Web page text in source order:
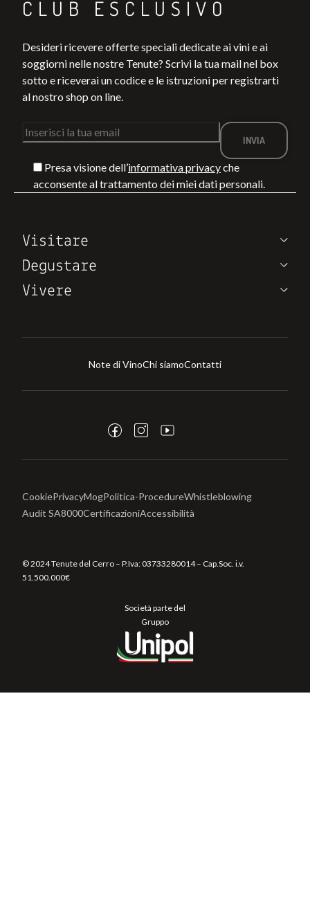
CLUB ESCLUSIVO
Desideri ricevere offerte speciali dedicate ai vini e ai
soggiorni nelle nostre Tenute? Scrivi la tua mail nel box
sotto e riceverai un codice e le istruzioni per registrarti
al nostro shop on line.
Presa visione dell’informativa privacyche
acconsente al trattamento dei miei dati personali.
Visitare
Degustare
Vivere
Note di VinoChi siamoContatti
CookiePrivacyMogPolitica-ProcedureWhistleblowing
Audit SA8000CertificazioniAccessibilità
Società parte del
Gruppo
© 2024 Tenute del Cerro – P.Iva:03733280014– Cap.Soc. i.v.
51.500.000€